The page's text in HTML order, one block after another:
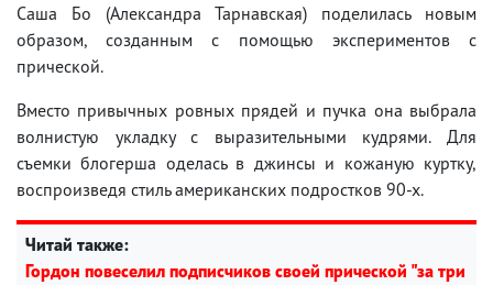
Саша Бо (Александра Тарнавская) поделилась новым
образом, созданным с помощью экспериментов с
прической.
Вместо привычных ровных прядей и пучка она выбрала
волнистую укладку с выразительными кудрями. Для
съемки блогерша оделась в джинсы и кожаную куртку,
воспроизведя стиль американских подростков 90-х.
Читай также:
Гордон повеселил подписчиков своей прической "за три